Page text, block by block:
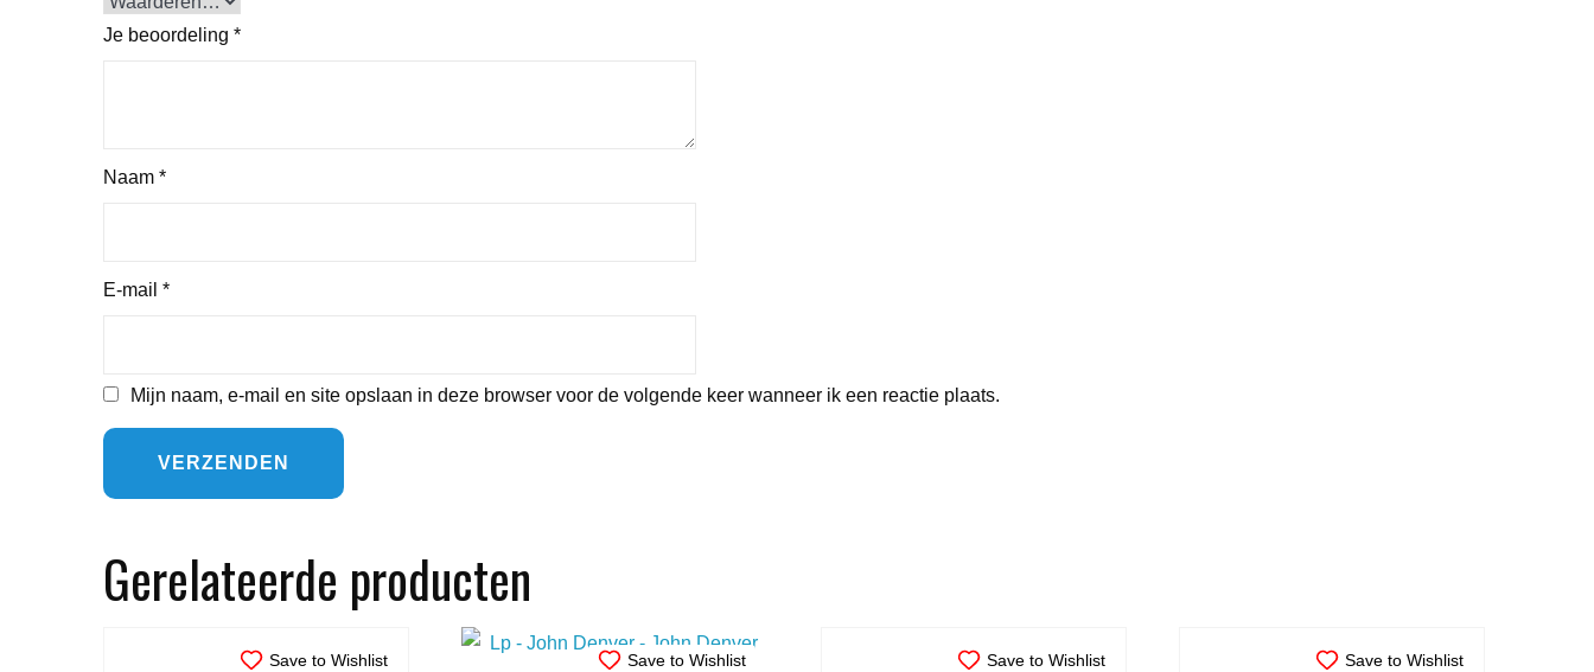
Je beoordeling *
Naam *
E-mail *
Mijn naam, e-mail en site opslaan in deze browser voor de volgende keer wanneer ik een reactie plaats.
Gerelateerde producten
Save to Wishlist Save to Wishlist Save to Wishlist Save to Wishlist